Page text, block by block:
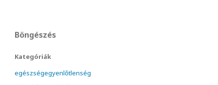
Böngészés
Kategóriák
egészségegyenlőtlenség